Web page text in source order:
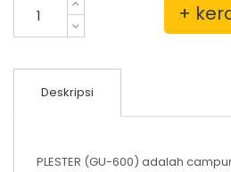
+
Deskripsi
PLESTER (GU-600) adalah